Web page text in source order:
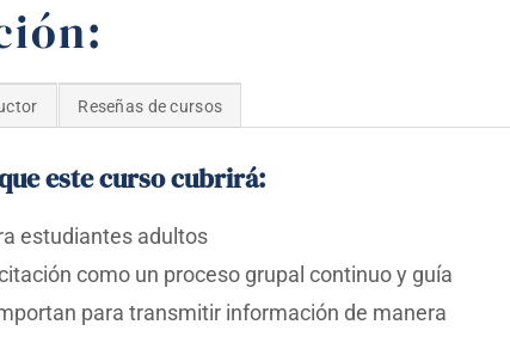
Reseñas de cursos
este curso cubrirá:
estudiantes adultos
como un proceso grupal continuo y guía
para transmitir información de manera